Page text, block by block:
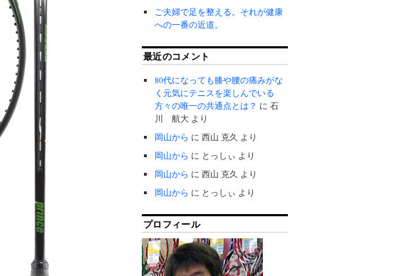
ご夫婦で足を整える。それが健康
への一番の近道。
最近のコメント
80代になっても膝や腰の痛みがな
く元気にテニスを楽しんでいる
方々の唯一の共通点とは？ に石
川 航大 より
岡山から に西山 克久 より
岡山から に とっしぃ より
岡山から に西山 克久 より
岡山から に とっしぃ より
プロフィール